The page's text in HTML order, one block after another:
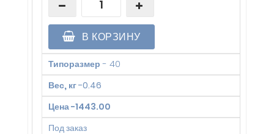
В КОРЗИНУ
Типоразмер - 40
Вес, кг-0.46
Цена-1443.00
Под заказ